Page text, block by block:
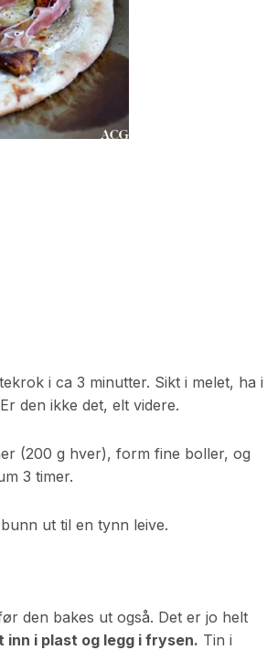
i ca 3 minutter. Sikt i melet, ha i
den ikke det, elt videre.
(200 g hver), form fine boller, og
3 timer.
ut til en tynn leive.
den bakes ut også. Det er jo helt
inn i plast og legg i frysen. Tin i